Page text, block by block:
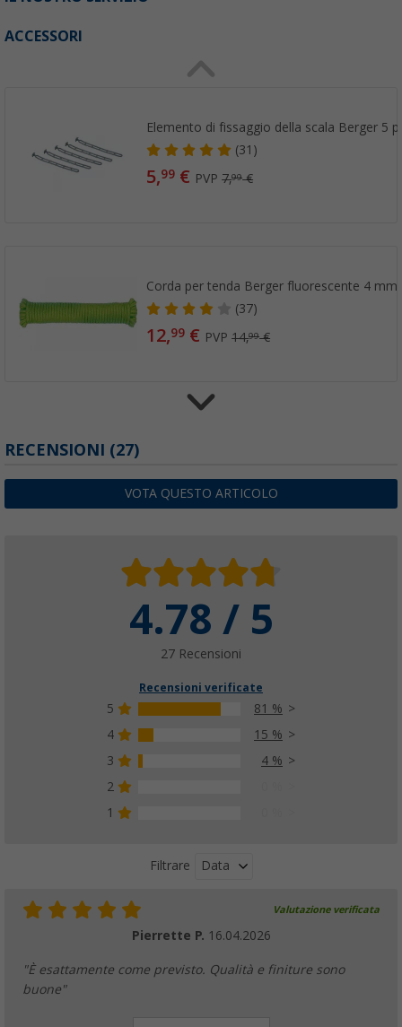
ACCESSORI
Elemento di fissaggio della scala Berger 5
(31)
5,99 € PVP7,99€
Corda per tenda Berger fluorescente 4 mm
(37)
12,99 € PVP14,99€
4, 99€PVP6, €
RECENSIONI (27)
VOTA QUESTO ARTICOLO
4.78 / 5
27 Recensioni
Recensioni verificate
5
81 %
4
15 %
3
4 %
2
1
Filtrare Data
Valutazione verificata
Pierrette P. 16.04.2026
"È esattamente come previsto. Qualità e finiture sono
buone"